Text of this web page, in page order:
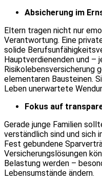
Absicherung im
Eltern tragen nicht nur
Verantwortung. Eine
solide
Hauptverdienenden und –
Risikolebensversicherung
elementaren Bausteinen.
Leben unerwartete
Fokus auf
Gerade junge Familien
verständlich sind und sich
Fest gebundene
Versicherungslösungen
Belastung werden –
Lebensumstände ändern.